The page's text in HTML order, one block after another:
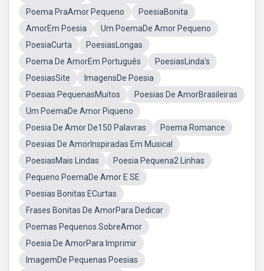
Poema PraAmor Pequeno
PoesiaBonita
AmorEm Poesia
Um PoemaDe Amor Pequeno
PoesiaCurta
PoesiasLongas
Poema De AmorEm Português
PoesiasLinda's
PoesiasSite
ImagensDe Poesia
Poesias PequenasMuitos
Poesias De AmorBrasileiras
Um PoemaDe Amor Piqueno
Poesia De Amor De150 Palavras
Poema Romance
Poesias De AmorInspiradas Em Musical
PoesiasMais Lindas
Poesia Pequena2 Linhas
Pequeno PoemaDe Amor E SE
Poesias Bonitas ECurtas
Frases Bonitas De AmorPara Dedicar
Poemas Pequenos SobreAmor
Poesia De AmorPara Imprimir
ImagemDe Pequenas Poesias